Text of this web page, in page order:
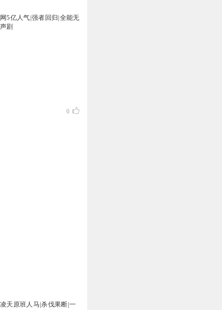
5亿人气|强者回归|全能无
剧
0
天原班人马|杀伐果断|一